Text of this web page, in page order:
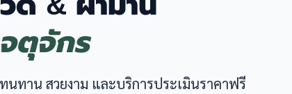
ตุจักร
นทาน สวยงาม และบริการประเมินราคาฟรี